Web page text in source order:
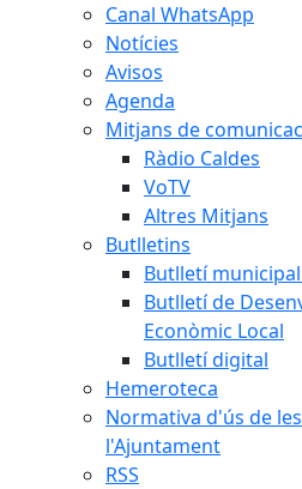
Canal WhatsApp
Notícies
Avisos
Agenda
Mitjans de
Ràdio Caldes
VoTV
Altres Mitjans
Butlletins
Butlletí
Butlletí de
Econòmic Local
Butlletí digital
Hemeroteca
Normativa d'ús de
l'Ajuntament
RSS